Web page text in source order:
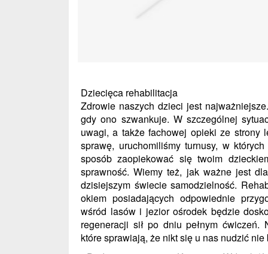
Dziecięca rehabilitacja
Zdrowie naszych dzieci jest
gdy ono szwankuje. W szczególnej
uwagi, a także fachowej opieki ze strony
sprawę, uruchomiliśmy turnusy, w
sposób zaopiekować się twoim
sprawność. Wiemy też, jak ważne jest
dzisiejszym świecie samodzielność.
okiem posiadających odpowiednie
wśród lasów i jezior ośrodek będzie
regeneracji sił po dniu pełnym ćwiczeń.
które sprawiają, że nikt się u nas nudzić